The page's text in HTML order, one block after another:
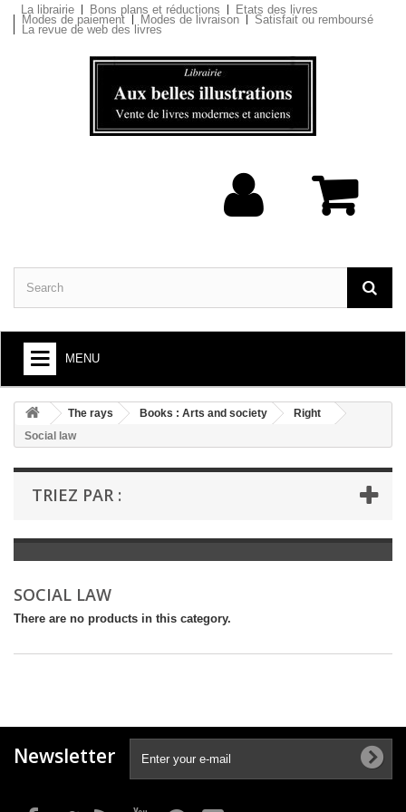
La librairie Bons plans et réductions Etats des livres
Modes de paiement Modes de livraison Satisfait ou remboursé
La revue de web des livres
MENU
+
BOOKS : ARTS AND SOCIETY
+
BOOKS : LITERATURE
+
BOOKS : YOUTH
LIVRES ANCIENS AVANT 1945
The rays Books : Arts and society
Right
Social law
TRIEZ PAR :
SOCIAL LAW
There are no products in this category.
Newsletter